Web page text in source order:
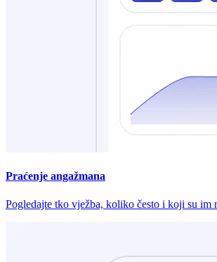
Praćenje angažmana
Pogledajte tko vježba, koliko često i koji su im